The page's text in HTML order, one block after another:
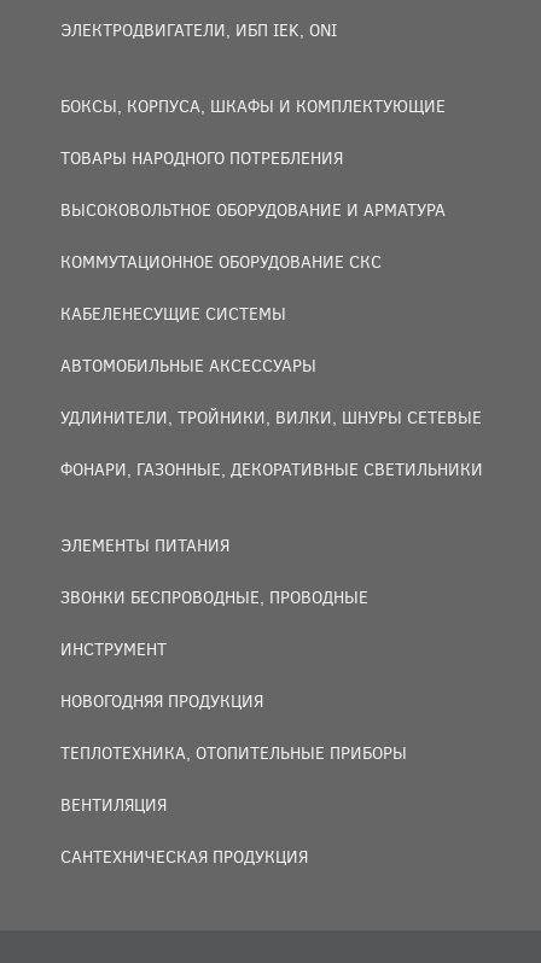
ЭЛЕКТРОДВИГАТЕЛИ, ИБП IEK, ONI
БОКСЫ, КОРПУСА, ШКАФЫ И КОМПЛЕКТУЮЩИЕ
ТОВАРЫ НАРОДНОГО ПОТРЕБЛЕНИЯ
ВЫСОКОВОЛЬТНОЕ ОБОРУДОВАНИЕ И АРМАТУРА
КОММУТАЦИОННОЕ ОБОРУДОВАНИЕ СКС
КАБЕЛЕНЕСУЩИЕ СИСТЕМЫ
АВТОМОБИЛЬНЫЕ АКСЕССУАРЫ
УДЛИНИТЕЛИ, ТРОЙНИКИ, ВИЛКИ, ШНУРЫ СЕТЕВЫЕ
ФОНАРИ, ГАЗОННЫЕ, ДЕКОРАТИВНЫЕ СВЕТИЛЬНИКИ
ЭЛЕМЕНТЫ ПИТАНИЯ
ЗВОНКИ БЕСПРОВОДНЫЕ, ПРОВОДНЫЕ
ИНСТРУМЕНТ
НОВОГОДНЯЯ ПРОДУКЦИЯ
ТЕПЛОТЕХНИКА, ОТОПИТЕЛЬНЫЕ ПРИБОРЫ
ВЕНТИЛЯЦИЯ
САНТЕХНИЧЕСКАЯ ПРОДУКЦИЯ